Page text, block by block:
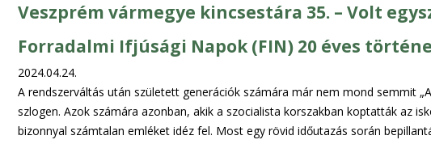
Veszprém vármegye kincsestára 35. – Volt
Forradalmi Ifjúsági Napok (FIN) 20 éves
2024.04.24.
A rendszerváltás után született generációk számára már nem mond semmit
szlogen. Azok számára azonban, akik a szocialista korszakban koptatták az
bizonnyal számtalan emléket idéz fel. Most egy rövid időutazás során